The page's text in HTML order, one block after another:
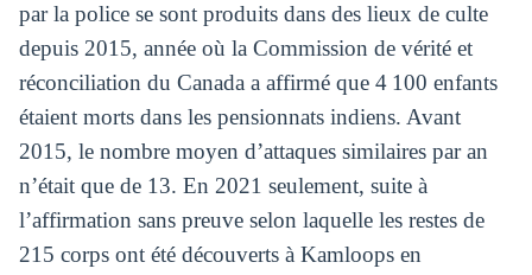
par la police se sont produits dans des lieux de culte
depuis 2015, année où la Commission de vérité et
réconciliation du Canada a affirmé que 4 100 enfants
étaient morts dans les pensionnats indiens. Avant
2015, le nombre moyen d’attaques similaires par an
n’était que de 13. En 2021 seulement, suite à
l’affirmation sans preuve selon laquelle les restes de
215 corps ont été découverts à Kamloops en